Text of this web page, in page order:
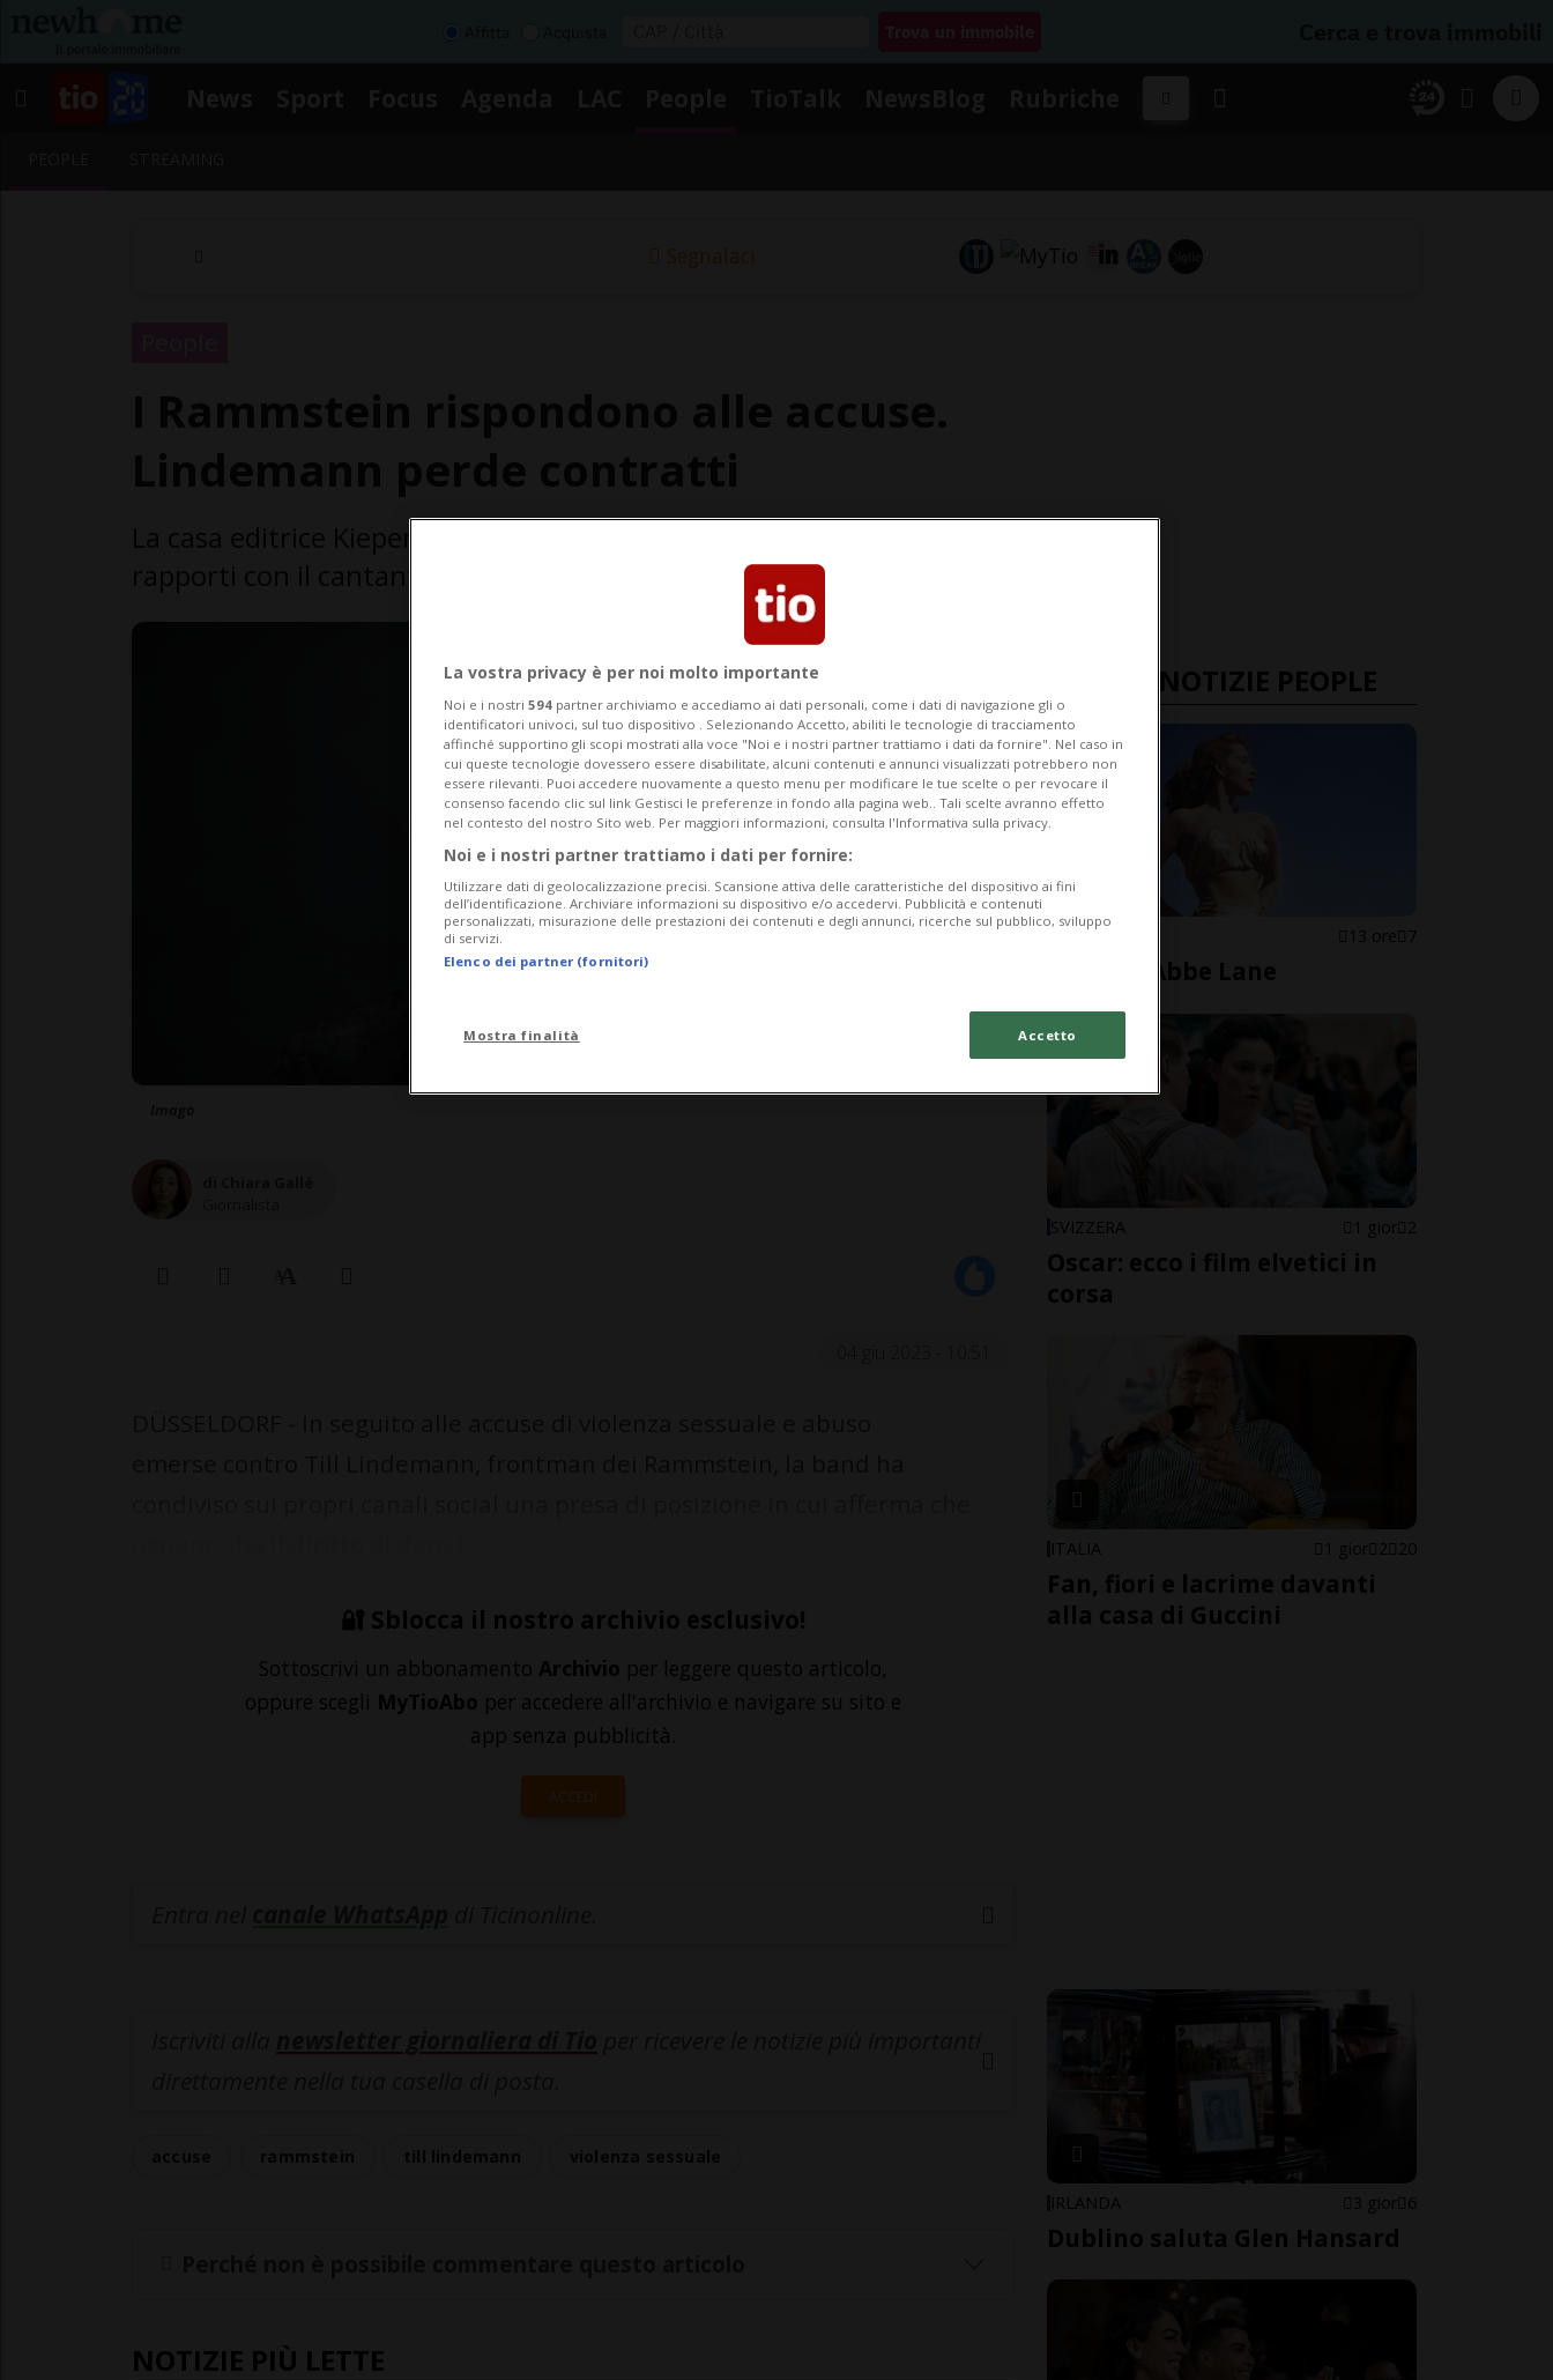
Segnalaci
rapporti con il cantante in seguito a un video emerso nelle indagini
🔐 Sblocca il nostro archivio esclusivo!
Sottoscrivi un abbonamento Archivio per leggere questo articolo,
oppure scegli MyTioAbo per accedere all'archivio e navigare su sito e
app senza pubblicità.
ACCEDI
NOTIZIE PIÙ LETTE
ULTIME NOTIZIE PEOPLE
STATI UNITI 13 ore 7
È morta Abbe Lane
SVIZZERA 1 gior 2
Oscar: ecco i film elvetici in
corsa
ITALIA 1 gior 2 20
Fan, fiori e lacrime davanti
alla casa di Guccini
IRLANDA 3 gior 6
Dublino saluta Glen Hansard
La vostra privacy è per noi molto importante
Noi e i nostri 594 partner archiviamo e accediamo ai dati personali, come i dati di navigazione gli o
identificatori univoci, sul tuo dispositivo . Selezionando Accetto, abiliti le tecnologie di tracciamento
affinché supportino gli scopi mostrati alla voce "Noi e i nostri partner trattiamo i dati da fornire". Nel caso in
cui queste tecnologie dovessero essere disabilitate, alcuni contenuti e annunci visualizzati potrebbero non
essere rilevanti. Puoi accedere nuovamente a questo menu per modificare le tue scelte o per revocare il
consenso facendo clic sul link Gestisci le preferenze in fondo alla pagina web.. Tali scelte avranno effetto
nel contesto del nostro Sito web. Per maggiori informazioni, consulta l'Informativa sulla privacy.
Noi e i nostri partner trattiamo i dati per fornire:
Utilizzare dati di geolocalizzazione precisi. Scansione attiva delle caratteristiche del dispositivo ai fini
dell’identificazione. Archiviare informazioni su dispositivo e/o accedervi. Pubblicità e contenuti
personalizzati, misurazione delle prestazioni dei contenuti e degli annunci, ricerche sul pubblico, sviluppo
di servizi.
Elenco dei partner (fornitori)
Mostra finalità Accetto